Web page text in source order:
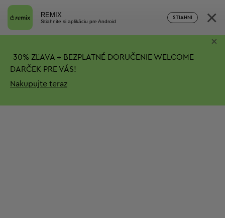
REMIX
Stiahnite si aplikáciu pre Android
STIAHNI ×
-30% ZĽAVA + BEZPLATNÉ DORUČENIE WELCOME
DARČEK PRE VÁS!
Nakupujte teraz
×